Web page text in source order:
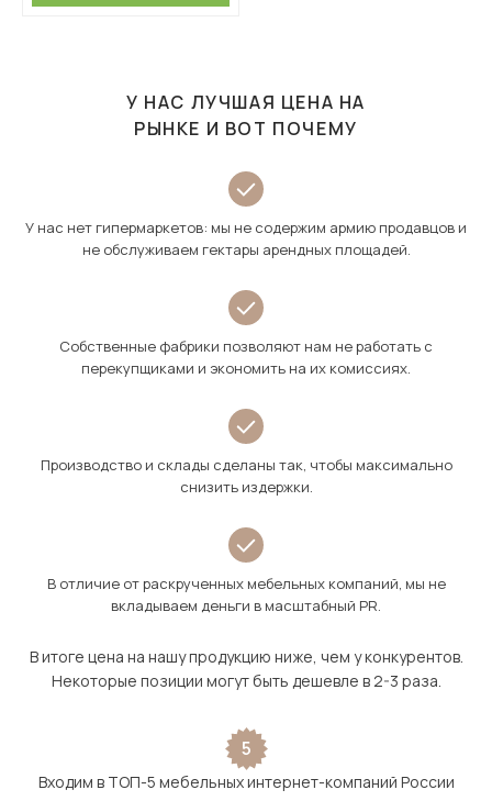
У НАС ЛУЧШАЯ ЦЕНА НА
РЫНКЕ И ВОТ ПОЧЕМУ
У нас нет гипермаркетов: мы не содержим армию продавцов и
не обслуживаем гектары арендных площадей.
Собственные фабрики позволяют нам не работать с
перекупщиками и экономить на их комиссиях.
Производство и склады сделаны так, чтобы максимально
снизить издержки.
В отличие от раскрученных мебельных компаний, мы не
вкладываем деньги в масштабный PR.
В итоге цена на нашу продукцию ниже, чем у конкурентов.
Некоторые позиции могут быть дешевле в 2-3 раза.
5
Входим в ТОП-5 мебельных интернет-компаний России